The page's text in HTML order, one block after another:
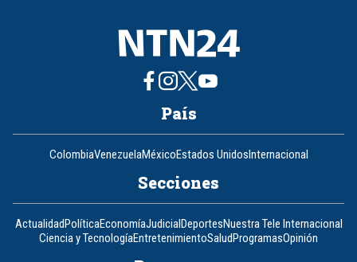
País
ColombiaVenezuelaMéxicoEstados UnidosInternacional
Secciones
ActualidadPolíticaEconomíaJudicialDeportesNuestra Tele Internacional
Ciencia y TecnologíaEntretenimientoSaludProgramasOpinión